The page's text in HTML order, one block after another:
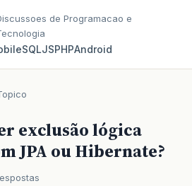
de Programacao e
SQLJSPHPAndroid
exclusão lógica
JPA ou Hibernate?